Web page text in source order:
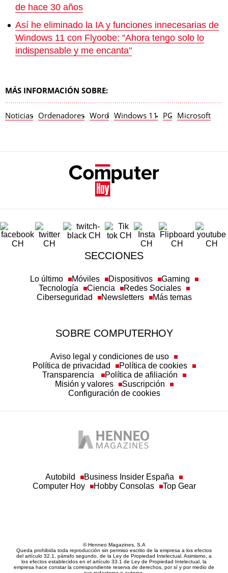
de hace 30 años
Así he eliminado la IA y funciones innecesarias de
Windows 11 con Flyoobe: "Ahora tengo solo lo
indispensable y me encanta"
MÁS INFORMACIÓN SOBRE:
Noticias Ordenadores Word Windows 11 PC Microsoft
SECCIONES
Tecnología
Ciencia
Redes Sociales
Ciberseguridad
Newsletters Más temas
Política de privacidad
Política de cookies
Transparencia
Política de afiliación
Misión y valores
Suscripción
Configuración de cookies
Computer Hoy
Hobby Consolas Top Gear
del artículo 32.1, párrafo segundo, de la Ley de Propiedad Intelectual. Asimismo, a
los efectos establecidos en el artículo 33.1 de Ley de Propiedad Intelectual, la
empresa hace constar la correspondiente reserva de derechos, por sí y por medio de
sus redactores o autores.